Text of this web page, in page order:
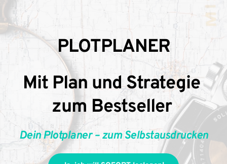
PLOTPLANER
Mit Plan und Strategie
zum Bestseller
Dein Plotplaner – zum Selbstausdrucken